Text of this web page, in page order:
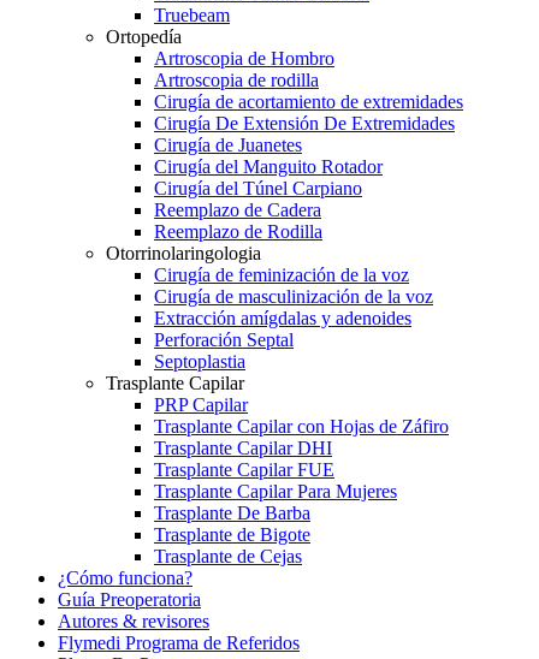
Truebeam
Ortopedía
Artroscopia de Hombro
Artroscopia de rodilla
Cirugía de acortamiento de extremidades
Cirugía De Extensión De Extremidades
Cirugía de Juanetes
Cirugía del Manguito Rotador
Cirugía del Túnel Carpiano
Reemplazo de Cadera
Reemplazo de Rodilla
Otorrinolaringologia
Cirugía de feminización de la voz
Cirugía de masculinización de la voz
Extracción amígdalas y adenoides
Perforación Septal
Septoplastia
Trasplante Capilar
PRP Capilar
Trasplante Capilar con Hojas de Záfiro
Trasplante Capilar DHI
Trasplante Capilar FUE
Trasplante Capilar Para Mujeres
Trasplante De Barba
Trasplante de Bigote
Trasplante de Cejas
¿Cómo funciona?
Guía Preoperatoria
Autores & revisores
Flymedi Programa de Referidos